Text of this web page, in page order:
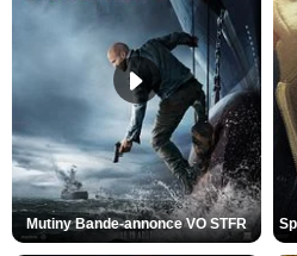
Mutiny Bande-annonce VO STFR